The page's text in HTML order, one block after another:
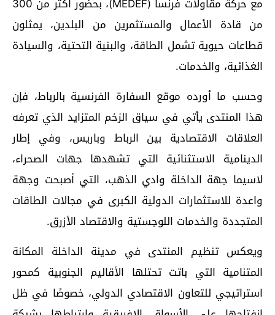
من قادة الأعمال والمستثمرين من البلدين، يمثلون
قطاعات حيوية تشمل الطاقة، والبنية التحتية، والسيادة
الغذائية، والخدمات.
وحسب ما أورده موقع السفارة الفرنسية بالرباط، فإن
هذا المنتدى يأتي في سياق الزخم المتزايد الذي تعرفه
العلاقات الاقتصادية بين الرباط وباريس، وفي إطار
الدينامية الاستثنائية التي تشهدها جهات الصحراء،
لاسيما جهة الداخلة وادي الذهب، التي أصبحت وجهة
واعدة للاستثمارات الدولية الكبرى في مجالات الطاقات
المتجددة والخدمات اللوجستية والاقتصاد الأزرق.
ويعكس تنظيم المنتدى في مدينة الداخلة المكانة
المتنامية التي باتت تحتلها الأقاليم الجنوبية كمحور
استراتيجي للتعاون الاقتصادي الدولي، خصوصًا في ظل